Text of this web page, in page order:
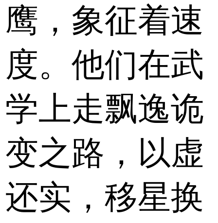
鹰，象征着速
度。他们在武
学上走飘逸诡
变之路，以虚
还实，移星换